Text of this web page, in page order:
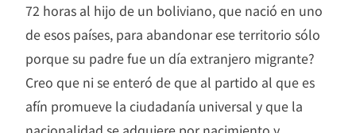
72 horas al hijo de un boliviano, que nació en uno
de esos países, para abandonar ese territorio sólo
porque su padre fue un día extranjero migrante?
Creo que ni se enteró de que al partido al que es
afín promueve la ciudadanía universal y que la